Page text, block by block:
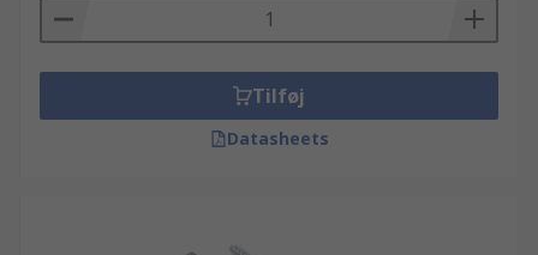
Tilføj
Datasheets